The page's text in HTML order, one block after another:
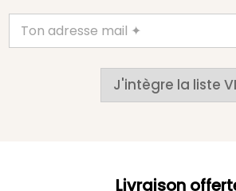
J'intègre la liste
Livraison